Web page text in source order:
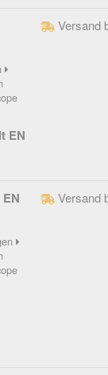
Versand
EN
Versand